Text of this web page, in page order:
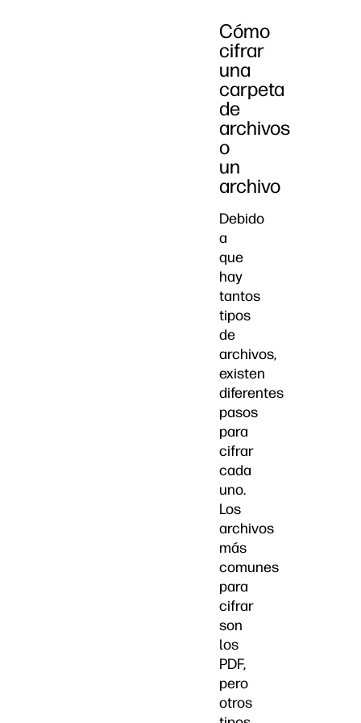
Cómo
cifrar
una
carpeta
de
archivos
o
un
archivo
Debido
a
que
hay
tantos
tipos
de
archivos,
existen
diferentes
pasos
para
cifrar
cada
uno.
Los
archivos
más
comunes
para
cifrar
son
los
PDF,
pero
otros